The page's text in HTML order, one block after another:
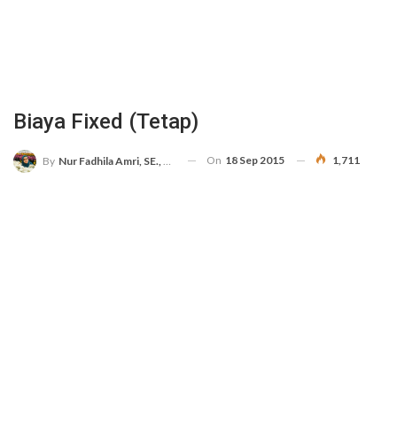
Biaya Fixed (Tetap)
By Nur Fadhila Amri, SE., Ak., M.Si On 18 Sep 2015 1,711